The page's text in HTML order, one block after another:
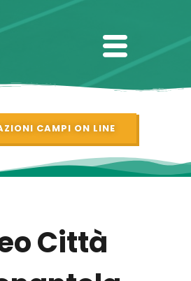
CAMPI ON LINE
Città